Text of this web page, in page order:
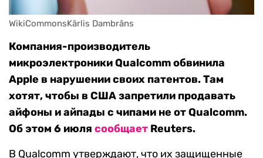
WikiCommonsKārlis Dambrāns
Компания-производитель
микроэлектроники Qualcomm обвинила
Apple в нарушении своих патентов. Там
хотят, чтобы в США запретили продавать
айфоны и айпады с чипами не от Qualcomm.
Об этом 6 июля сообщает Reuters.
В Qualcomm утверждают, что их защищенные